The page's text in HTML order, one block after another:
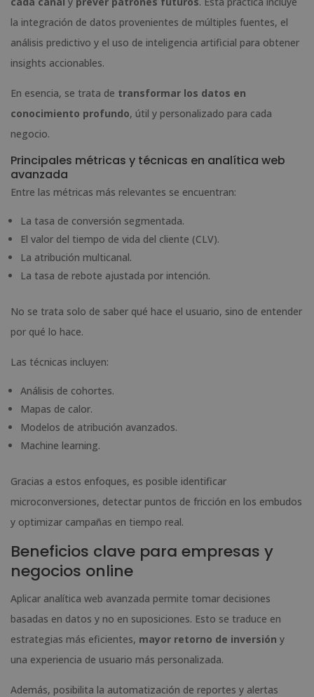
la integración de datos provenientes de múltiples fuentes, el
análisis predictivo y el uso de inteligencia artificial para obtener
insights accionables.
En esencia, se trata de transformar los datos en
conocimiento profundo, útil y personalizado para cada
negocio.
Principales métricas y técnicas en analítica web
avanzada
Entre las métricas más relevantes se encuentran:
La tasa de conversión segmentada.
El valor del tiempo de vida del cliente (CLV).
La atribución multicanal.
La tasa de rebote ajustada por intención.
No se trata solo de saber qué hace el usuario, sino de entender
por qué lo hace.
Las técnicas incluyen:
Análisis de cohortes.
Mapas de calor.
Modelos de atribución avanzados.
Machine learning.
Gracias a estos enfoques, es posible identificar
microconversiones, detectar puntos de fricción en los embudos
y optimizar campañas en tiempo real.
Beneficios clave para empresas y
negocios online
Aplicar analítica web avanzada permite tomar decisiones
basadas en datos y no en suposiciones. Esto se traduce en
estrategias más eficientes, mayor retorno de inversión y
una experiencia de usuario más personalizada.
Además, posibilita la automatización de reportes y alertas